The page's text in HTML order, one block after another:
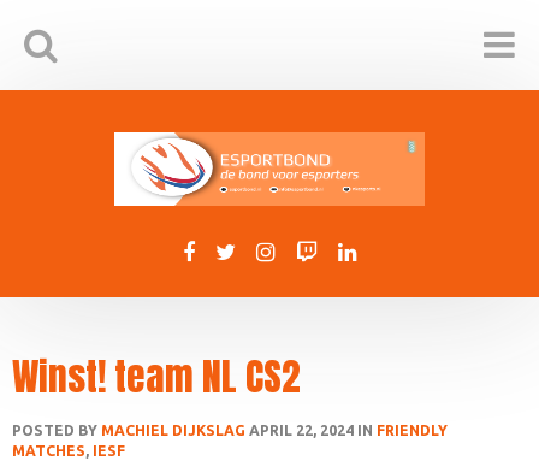
Winst! team NL CS2
POSTED BY MACHIEL DIJKSLAG APRIL 22, 2024 IN FRIENDLY
MATCHES, IESF